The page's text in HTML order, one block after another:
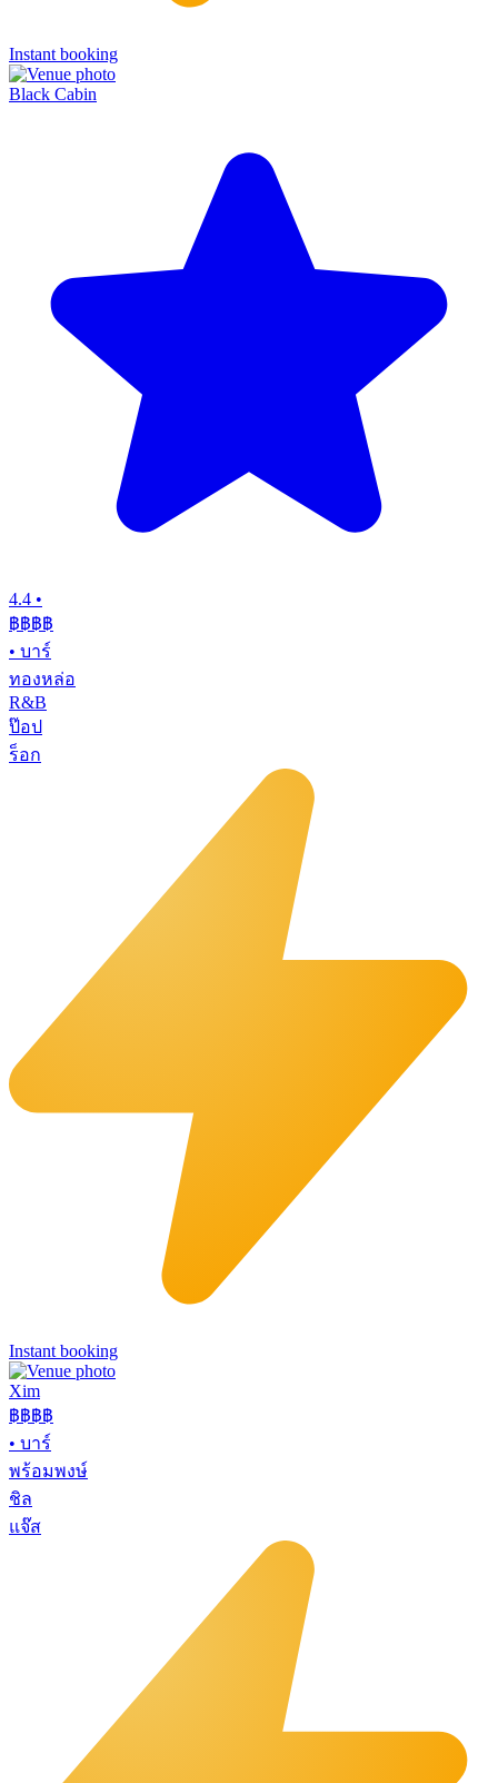
Instant booking
Black Cabin
4.4 •
฿฿฿฿
• บาร์
ทองหล่อ
R&B
ป๊อป
ร็อก
Instant booking
Xim
฿฿฿฿
• บาร์
พร้อมพงษ์
ชิล
แจ๊ส